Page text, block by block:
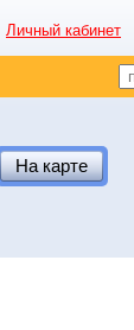
Личный кабинет
На карте